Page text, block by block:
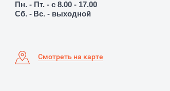
Пн. - Пт. - с 8.00 - 17.00
Сб. - Вс. - выходной
Смотреть на карте